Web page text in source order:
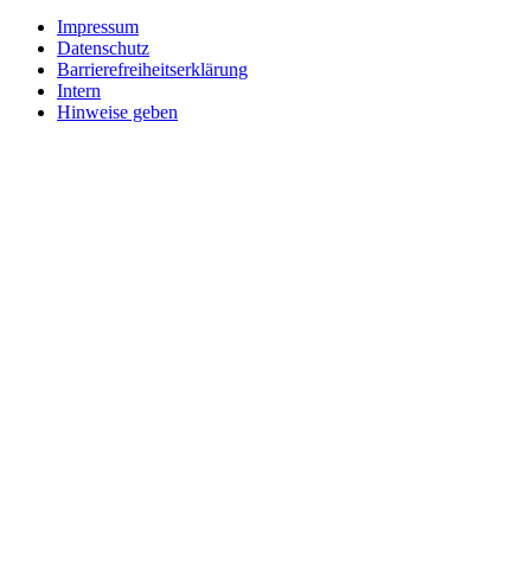
Impressum
Datenschutz
Barrierefreiheitserklärung
Intern
Hinweise geben